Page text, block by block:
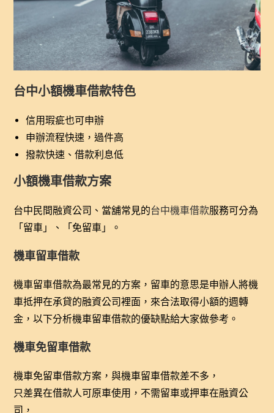
台中小額機車借款特色
信用瑕疵也可申辦
申辦流程快速，過件高
撥款快速、借款利息低
小額機車借款方案
台中民間融資公司、當舖常見的台中機車借款服務可分為
「留車」、「免留車」。
機車留車借款
機車留車借款為最常見的方案，留車的意思是申辦人將機
車抵押在承貸的融資公司裡面，來合法取得小額的週轉
金，以下分析機車留車借款的優缺點給大家做參考。
機車免留車借款
機車免留車借款方案，與機車留車借款差不多，
只差異在借款人可原車使用，不需留車或押車在融資公
司，